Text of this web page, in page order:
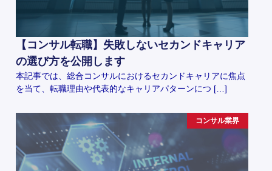
【コンサル転職】失敗しないセカンドキャリア
の選び方を公開します
本記事では、総合コンサルにおけるセカンドキャリアに焦点
を当て、転職理由や代表的なキャリアパターンにつ […]
コンサル業界